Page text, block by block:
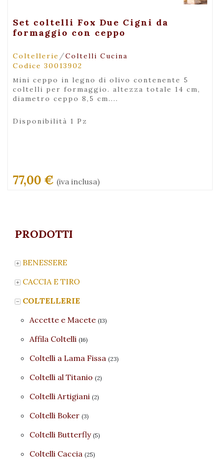
+ Visualizza
Set coltelli Fox Due Cigni da
formaggio con ceppo
Coltellerie /Coltelli Cucina
Codice 30013902
mini ceppo in legno di olivo contenente 5
coltelli per formaggio. altezza totale 14 cm,
diametro ceppo 8,5 cm....
Disponibilità 1 Pz
77,00 € (iva inclusa)
PRODOTTI
BENESSERE
CACCIA E TIRO
COLTELLERIE
Accette e Macete (13)
Affila Coltelli (16)
Coltelli a Lama Fissa (23)
Coltelli al Titanio (2)
Coltelli Artigiani (2)
Coltelli Boker (3)
Coltelli Butterfly (5)
Coltelli Caccia (25)